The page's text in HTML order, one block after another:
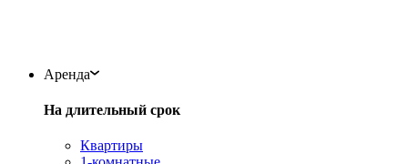
Аренда
На длительный срок
Квартиры